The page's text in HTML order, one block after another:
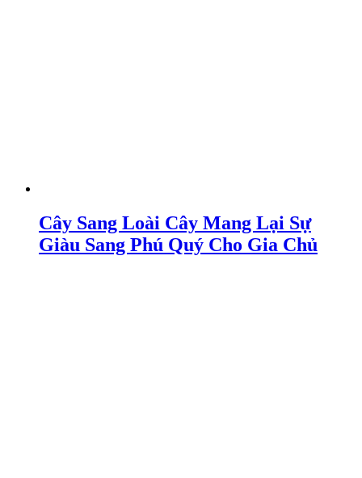
Cây Sang Loài Cây Mang Lại Sự
Giàu Sang Phú Quý Cho Gia Chủ